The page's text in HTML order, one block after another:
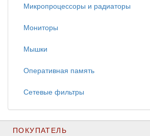
Микропроцессоры и радиаторы
Мониторы
Мышки
Оперативная память
Сетевые фильтры
ПОКУПАТЕЛЬ